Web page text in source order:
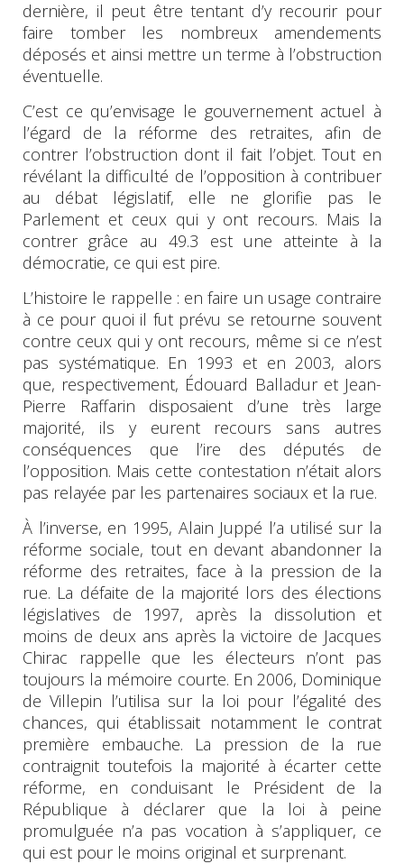
dernière, il peut être tentant d’y recourir pour
faire tomber les nombreux amendements
déposés et ainsi mettre un terme à l’obstruction
éventuelle.
C’est ce qu’envisage le gouvernement actuel à
l’égard de la réforme des retraites, afin de
contrer l’obstruction dont il fait l’objet. Tout en
révélant la difficulté de l’opposition à contribuer
au débat législatif, elle ne glorifie pas le
Parlement et ceux qui y ont recours. Mais la
contrer grâce au 49.3 est une atteinte à la
démocratie, ce qui est pire.
L’histoire le rappelle : en faire un usage contraire
à ce pour quoi il fut prévu se retourne souvent
contre ceux qui y ont recours, même si ce n’est
pas systématique. En 1993 et en 2003, alors
que, respectivement, Édouard Balladur et Jean-
Pierre Raffarin disposaient d’une très large
majorité, ils y eurent recours sans autres
conséquences que l’ire des députés de
l’opposition. Mais cette contestation n’était alors
pas relayée par les partenaires sociaux et la rue.
À l’inverse, en 1995, Alain Juppé l’a utilisé sur la
réforme sociale, tout en devant abandonner la
réforme des retraites, face à la pression de la
rue. La défaite de la majorité lors des élections
législatives de 1997, après la dissolution et
moins de deux ans après la victoire de Jacques
Chirac rappelle que les électeurs n’ont pas
toujours la mémoire courte. En 2006, Dominique
de Villepin l’utilisa sur la loi pour l’égalité des
chances, qui établissait notamment le contrat
première embauche. La pression de la rue
contraignit toutefois la majorité à écarter cette
réforme, en conduisant le Président de la
République à déclarer que la loi à peine
promulguée n’a pas vocation à s’appliquer, ce
qui est pour le moins original et surprenant.